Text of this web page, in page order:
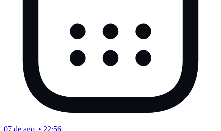
07 de ago. • 22:56